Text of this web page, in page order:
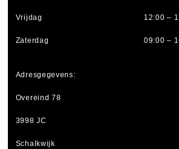
Vrijdag 12:00 –
Zaterdag 09:00 –
Adresgegevens:
Overeind 78
3998 JC
Schalkwijk